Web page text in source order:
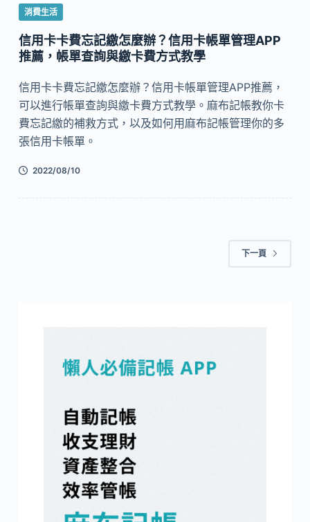
消費生活
信用卡卡費忘記繳怎麼辦？信用卡帳單管理APP
推薦，帳單查詢與繳卡費方式教學
信用卡卡費忘記繳怎麼辦？信用卡帳單管理APP推薦，
可以進行帳單查詢與繳卡費方式教學。麻布記帳教你卡
費忘記繳的補救方式，以及如何用麻布記帳管理你的多
張信用卡帳單。
2022/08/10
下一頁